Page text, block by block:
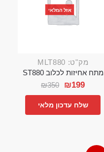
אזל המלאי
מק"ט: MLT880
מתח אחיזות לכלוב ST880
₪350 ₪199
שלח עדכון מלאי